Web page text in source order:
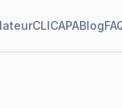
CLICAPABlog